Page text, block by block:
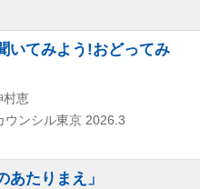
いてみよう!おどってみ
村恵
ウンシル東京 2026.3
あたりまえ」